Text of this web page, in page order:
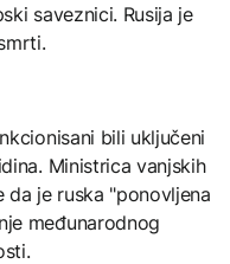
saveznici. Rusija je
bili uključeni
Ministrica vanjskih
je ruska "ponovljena
međunarodnog